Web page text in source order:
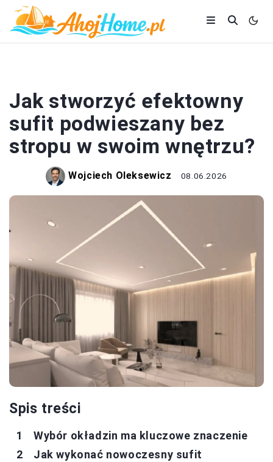
Jak stworzyć efektowny
sufit podwieszany bez
stropu w swoim wnętrzu?
Wojciech Oleksewicz 08.06.2026
Spis treści
Wybór okładzin ma kluczowe znaczenie
Jak wykonać nowoczesny sufit